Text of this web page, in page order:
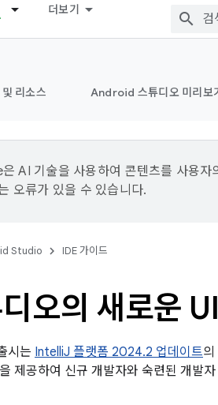
더보기
리소스 Android 스튜디오 미리보
AI 기술을 사용하여 콘텐츠를 사용자
오류가 있을 수 있습니다.
Studio IDE 가이드
오의 새로운 UI
시는 IntelliJ 플랫폼 2024.2 업데이트
제공하여 신규 개발자와 숙련된 개발